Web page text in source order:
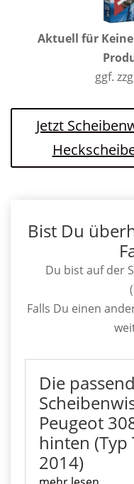
Aktuell für
ggf.
Jetzt
Bist Du
Du bist auf der
Falls Du einen
Die
Peugeot
hinten (Typ
2014)